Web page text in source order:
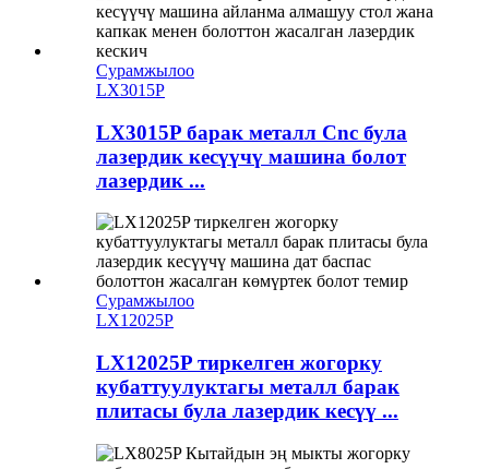
Сурамжылоо
LX3015P
LX3015P барак металл Cnc була
лазердик кесүүчү машина болот
лазердик ...
Сурамжылоо
LX12025P
LX12025P тиркелген жогорку
кубаттуулуктагы металл барак
плитасы була лазердик кесүү ...